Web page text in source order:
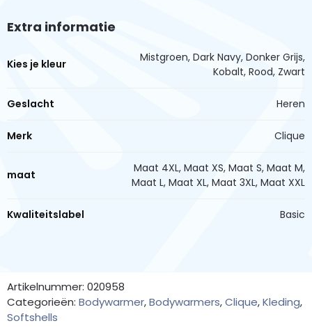
Extra informatie
Kies je kleur
Mistgroen, Dark Navy, Donker Grijs,
Kobalt, Rood, Zwart
Geslacht Heren
Merk Clique
maat
Maat 4XL, Maat XS, Maat S, Maat M,
Maat L, Maat XL, Maat 3XL, Maat XXL
Kwaliteitslabel Basic
Artikelnummer: 020958
Categorieën: Bodywarmer,Bodywarmers,Clique,Kleding,
Softshells